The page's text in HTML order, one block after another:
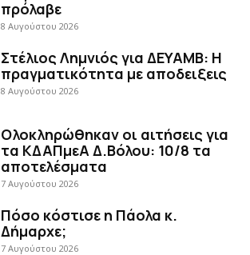
πρόλαβε
8 Αυγούστου 2026
Στέλιος Λημνιός για ΔΕΥΑΜΒ: Η
πραγματικότητα με αποδειξεις
8 Αυγούστου 2026
Ολοκληρώθηκαν οι αιτήσεις για
τα ΚΔΑΠμεΑ Δ.Βόλου: 10/8 τα
αποτελέσματα
7 Αυγούστου 2026
Πόσο κόστισε η Πάολα κ.
Δήμαρχε;
7 Αυγούστου 2026